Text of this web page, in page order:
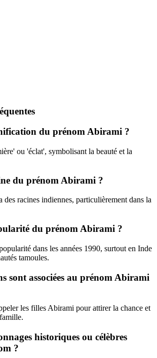
du prénom Abirami ?
ou 'éclat', symbolisant la beauté et la
du prénom Abirami ?
racines indiennes, particulièrement dans la
du prénom Abirami ?
dans les années 1990, surtout en Inde
tamoules.
sont associées au prénom Abirami
les filles Abirami pour attirer la chance et
historiques ou célèbres
?